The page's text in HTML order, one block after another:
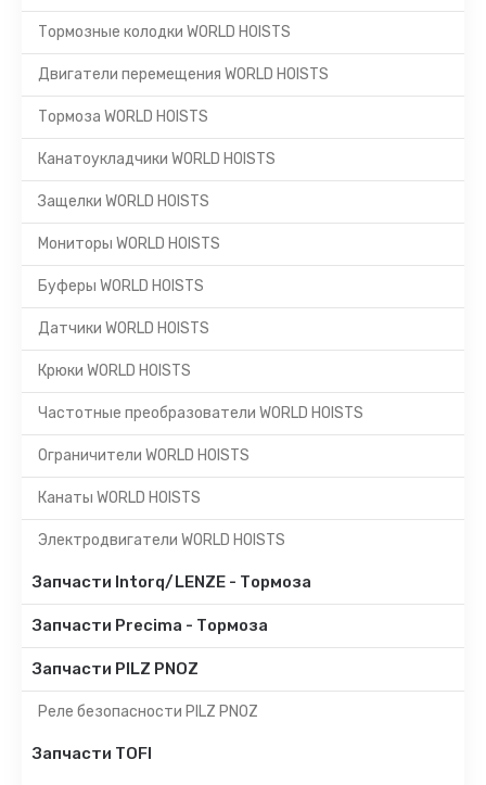
Тормозные колодки WORLD HOISTS
Двигатели перемещения WORLD HOISTS
Тормоза WORLD HOISTS
Канатоукладчики WORLD HOISTS
Защелки WORLD HOISTS
Мониторы WORLD HOISTS
Буферы WORLD HOISTS
Датчики WORLD HOISTS
Крюки WORLD HOISTS
Частотные преобразователи WORLD HOISTS
Ограничители WORLD HOISTS
Канаты WORLD HOISTS
Электродвигатели WORLD HOISTS
Запчасти Intorq/LENZE - Тормоза
Запчасти Precima - Тормоза
Запчасти PILZ PNOZ
Реле безопасности PILZ PNOZ
Запчасти TOFI